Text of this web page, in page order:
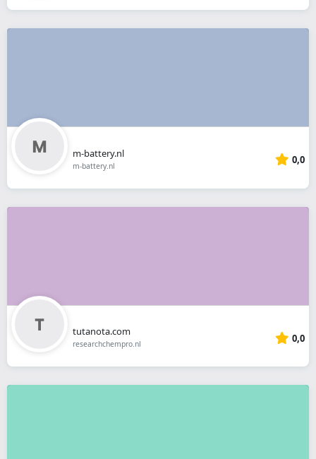
m-battery.nl
m-battery.nl 0,0
tutanota.com
researchchempro.nl 0,0